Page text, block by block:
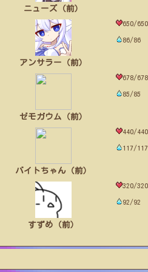
ニューズ（前）
アンサラー（前）
650/650
86/86
ゼモガウム（前）
678/678
85/85
バイトちゃん（前）
440/440
117/117
すずめ（前）
320/320
92/92